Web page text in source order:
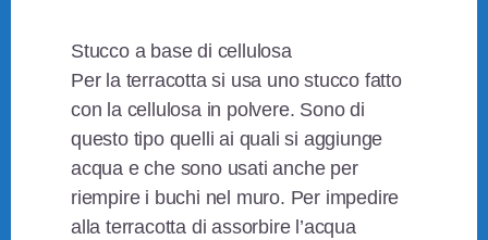
Stucco a base di cellulosa
Per la terracotta si usa uno stucco fatto
con la cellulosa in polvere. Sono di
questo tipo quelli ai quali si aggiunge
acqua e che sono usati anche per
riempire i buchi nel muro. Per impedire
alla terracotta di assorbire l’acqua